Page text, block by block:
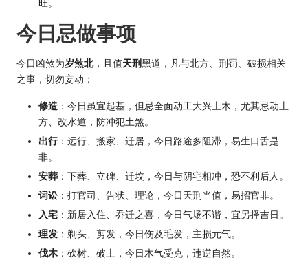
旺。
今日忌做事项
今日凶煞为岁煞北，且值天刑 黑道，凡与北方、刑罚、破损相关
之事，切勿妄动：
修造 ：今日虽宜起基，但忌全面动工大兴土木，尤其忌动土
方、改水道，防冲犯土煞。
出行：远行、搬家、迁居，今日路途多阻滞，易生口舌是
非。
安葬 ：下葬、立碑、迁坟，今日与阴宅相冲，恐不利后人。
词讼：打官司、告状、理论，今日天刑当值，易招官非。
入宅 ：新居入住、乔迁之喜，今日气场不谐，宜另择吉日。
理发 ：剃头、剪发，今日伤及毛发，主损元气。
伐木 ：砍树、破土，今日木气受克，违逆自然。